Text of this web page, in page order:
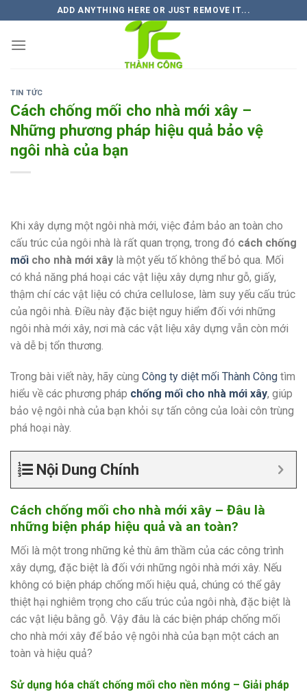
to
content
ADD ANYTHING HERE OR JUST REMOVE IT...
TIN TỨC
Cách chống mối cho nhà mới xây –
Những phương pháp hiệu quả bảo vệ
ngôi nhà của bạn
Khi xây dựng một ngôi nhà mới, việc đảm bảo an toàn cho
cấu trúc của ngôi nhà là rất quan trọng, trong đó cách chống
mối cho nhà mới xây là một yếu tố không thể bỏ qua. Mối
có khả năng phá hoại các vật liệu xây dựng như gỗ, giấy,
thậm chí các vật liệu có chứa cellulose, làm suy yếu cấu trúc
của ngôi nhà. Điều này đặc biệt nguy hiểm đối với những
ngôi nhà mới xây, nơi mà các vật liệu xây dựng vẫn còn mới
và dễ bị tổn thương.
Trong bài viết này, hãy cùng Công ty diệt mối Thành Công tìm
hiểu về các phương pháp chống mối cho nhà mới xây, giúp
bảo vệ ngôi nhà của bạn khỏi sự tấn công của loài côn trùng
phá hoại này.
Nội Dung Chính
Cách chống mối cho nhà mới xây – Đâu là
những biện pháp hiệu quả và an toàn?
Mối là một trong những kẻ thù âm thầm của các công trình
xây dựng, đặc biệt là đối với những ngôi nhà mới xây. Nếu
không có biện pháp chống mối hiệu quả, chúng có thể gây
thiệt hại nghiêm trọng cho cấu trúc của ngôi nhà, đặc biệt là
các vật liệu bằng gỗ. Vậy đâu là các biện pháp chống mối
cho nhà mới xây để bảo vệ ngôi nhà của bạn một cách an
toàn và hiệu quả?
Sử dụng hóa chất chống mối cho nền móng – Giải pháp